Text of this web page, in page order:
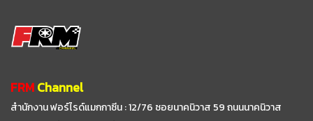
FRMChannel
สำนักงาน ฟอร์ไรด์แมกกาซีน : 12/76 ซอยนาคนิวาส 59ถนนนาคนิวาส